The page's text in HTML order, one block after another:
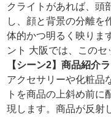
クライトがあれば、頭
し、顔と背景の分離を
体的かつ明るく映りま
ント 大阪では、このセ
【シーン2】商品紹介
アクセサリーや化粧品
トを商品の上斜め前
現します。商品が反射